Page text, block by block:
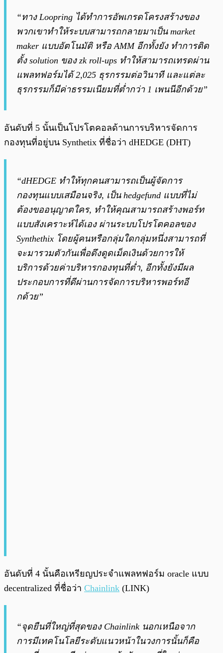
“ทาง Loopring ได้ทำการอัพเกรดโครงสร้างของ
พวกเขาทำให้ระบบสามารถกลายมาเป็น market
maker แบบอัตโนมัติ หรือ AMM อีกทั้งยัง ทำการติด
ตั้ง solution ของ zk roll-ups ทำให้สามารถเทรดผ่าน
แพลทฟอร์มได้ 2,025 ธุรกรรมต่อวินาที และแต่ละ
ธุรกรรมก็มีค่าธรรมเนียมที่ต่ำกว่า 1 เพนนีอีกด้วย”
อันดับที่ 5 นั้นเป็นโปรโตคอลด้านการบริหารจัดการ
กองทุนที่อยู่บน Synthetix ที่ชื่อว่า dHEDGE (DHT)
“dHEDGE ทำให้ทุกคนสามารถเป็นผู้จัดการ
กองทุนแบบเสมือนจริง, เป็น hedgefund แบบที่ไม่
ต้องขออนุญาตใคร, ทำให้คุณสามารถสร้างพอร์ท
แบบสังเคราะห์ได้เอง ผ่านระบบโปรโตคอลของ
Synthethix โดยผู้คนหรือกลุ่มใดกลุ่มหนึ่งสามารถที่
จะมารวมตัวกันเพื่อดึงดูดเม็ดเงินด้วยการให้
บริการด้วยค่าบริหารกองทุนที่ต่ำ, อีกทั้งยังมีผล
ประกอบการที่ดีผ่านการจัดการบริหารพอร์ทอี
กด้วย”
อันดับที่ 4 นั้นคือเหรียญประจำแพลทฟอร์ม oracle แบบ
decentralized ที่ชื่อว่า Chainlink (LINK)
“จุดยืนที่ใหญ่ที่สุดของ Chainlink นอกเหนือจาก
การมีเทคโนโลยีระดับแนวหน้าในวงการนั้นก็คือ